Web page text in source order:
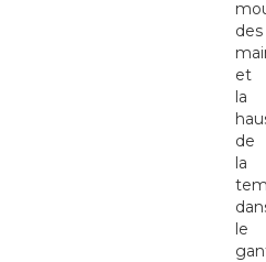
des
et
la
de
la
le